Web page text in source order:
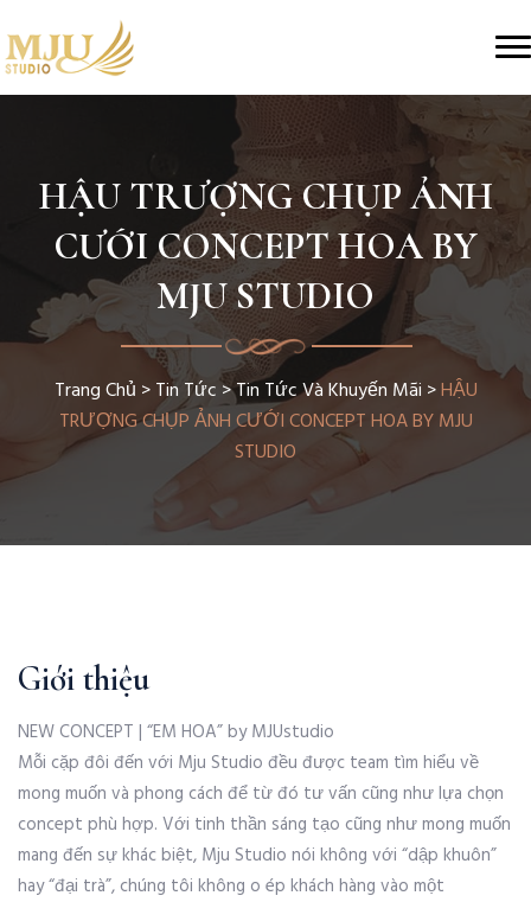
HẬU TRƯỢNG CHỤP ẢNH
CƯỚI CONCEPT HOA BY
MJU STUDIO
Trang Chủ > Tin Tức>Tin Tức Và Khuyến Mãi >HẬU
TRƯỢNG CHỤP ẢNH CƯỚI CONCEPT HOA BY MJU
STUDIO
Giới thiệu
NEW CONCEPT | “EM HOA” by MJUstudio
Mỗi cặp đôi đến với Mju Studio đều được team tìm hiểu về
mong muốn và phong cách để từ đó tư vấn cũng như lựa chọn
concept phù hợp. Với tinh thần sáng tạo cũng như mong muốn
mang đến sự khác biệt, Mju Studio nói không với “dập khuôn”
hay “đại trà”, chúng tôi không o ép khách hàng vào một